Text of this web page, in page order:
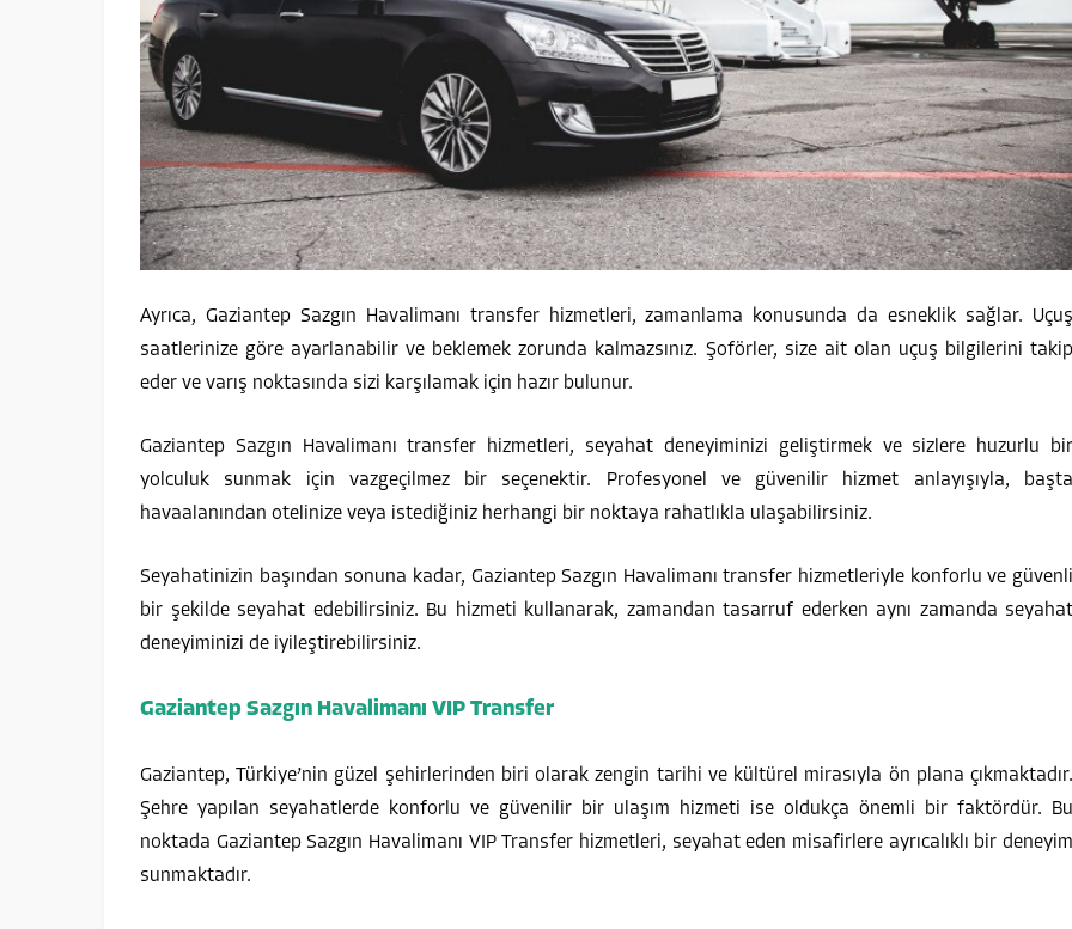
Ayrıca, Gaziantep Sazgın Havalimanı transfer hizmetleri, zamanlama konusunda da esneklik sağlar. Uçuş
saatlerinize göre ayarlanabilir ve beklemek zorunda kalmazsınız. Şoförler, size ait olan uçuş bilgilerini takip
eder ve varış noktasında sizi karşılamak için hazır bulunur.
Gaziantep Sazgın Havalimanı transfer hizmetleri, seyahat deneyiminizi geliştirmek ve sizlere huzurlu bir
yolculuk sunmak için vazgeçilmez bir seçenektir. Profesyonel ve güvenilir hizmet anlayışıyla, başta
havaalanından otelinize veya istediğiniz herhangi bir noktaya rahatlıkla ulaşabilirsiniz.
Seyahatinizin başından sonuna kadar, Gaziantep Sazgın Havalimanı transfer hizmetleriyle konforlu ve güvenli
bir şekilde seyahat edebilirsiniz. Bu hizmeti kullanarak, zamandan tasarruf ederken aynı zamanda seyahat
deneyiminizi de iyileştirebilirsiniz.
Gaziantep Sazgın Havalimanı VIP Transfer
Gaziantep, Türkiye’nin güzel şehirlerinden biri olarak zengin tarihi ve kültürel mirasıyla ön plana çıkmaktadır.
Şehre yapılan seyahatlerde konforlu ve güvenilir bir ulaşım hizmeti ise oldukça önemli bir faktördür. Bu
noktada Gaziantep Sazgın Havalimanı VIP Transfer hizmetleri, seyahat eden misafirlere ayrıcalıklı bir deneyim
sunmaktadır.